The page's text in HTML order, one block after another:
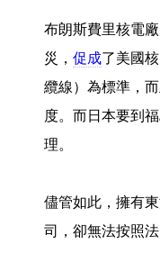
布朗斯費里核電
災， 促成了美國
纜線）為標準，
度。而日本要到
理。
儘管如此，擁有
司，卻無法按照法